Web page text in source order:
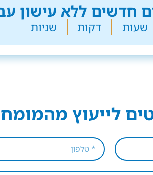
חדשים ללא עישון
שעות דקות שניות
לייעוץ